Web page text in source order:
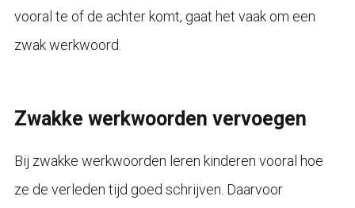
vooral te of de achter komt, gaat het vaak om een
zwak werkwoord.
Zwakke werkwoorden vervoegen
Bij zwakke werkwoorden leren kinderen vooral hoe
ze de verleden tijd goed schrijven. Daarvoor